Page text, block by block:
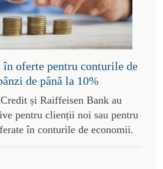
în oferte pentru conturile de
de până la 10%
și Raiffeisen Bank au
pentru clienții noi sau pentru
în conturile de economii.